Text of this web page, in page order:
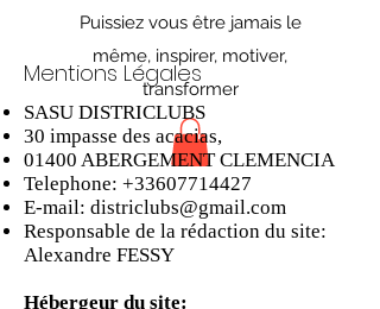
Puissiez vous être jamais le
même, inspirer, motiver,
transformer
Mentions Légales
SASU DISTRICLUBS
30 impasse des acacias,
01400 ABERGEMENT CLEMENCIA
Telephone: +33607714427
E-mail: districlubs@gmail.com
Responsable de la rédaction du site:
Alexandre FESSY
Hébergeur du site: